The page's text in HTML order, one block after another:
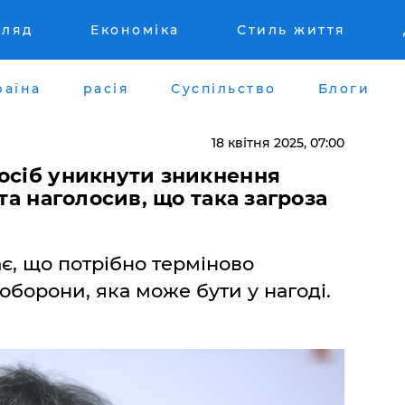
Економіка Стиль життя
расія Суспільство Блоги
18 квітня 2025, 07:00
уникнути зникнення
наголосив, що така загроза
що потрібно терміново
яка може бути у нагоді.